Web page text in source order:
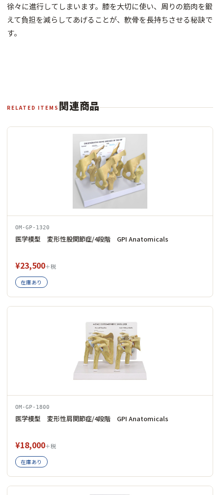
徐々に進行してしまいます。膝を大切に使い、周りの筋肉を鍛
えて負担を減らしてあげることが、軟骨を長持ちさせる秘訣で
す。
RELATED ITEMS 関連商品
OM-GP-1320
医学模型 変形性股関節症/4段階 GPI Anatomicals
¥23,500＋税
在庫あり
OM-GP-1800
医学模型 変形性肩関節症/4段階 GPI Anatomicals
¥18,000＋税
在庫あり